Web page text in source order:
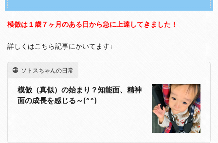
達
人
が
ち
っ
と
強
模倣は１歳７ヶ月のある日から急に上達してきました！
詳しくはこちら記事にかいてます↓
ソトスちゃんの日常
模倣（真似）の始まり？知能面、精神
面の成長を感じる～(^^)